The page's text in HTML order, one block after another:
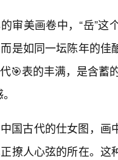
审美画卷中，“岳”
是如同一坛陈年的
🎯表的丰满，是含蓄
国古代的仕女图，画
撩人心弦的所在。